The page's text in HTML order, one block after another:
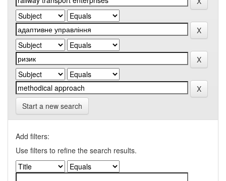
Start a new search
Add filters:
Use filters to refine the search results.